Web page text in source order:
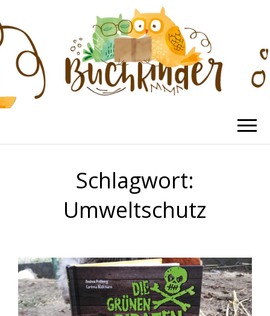
Die schönsten Kinderbücher
Schlagwort:
Umweltschutz